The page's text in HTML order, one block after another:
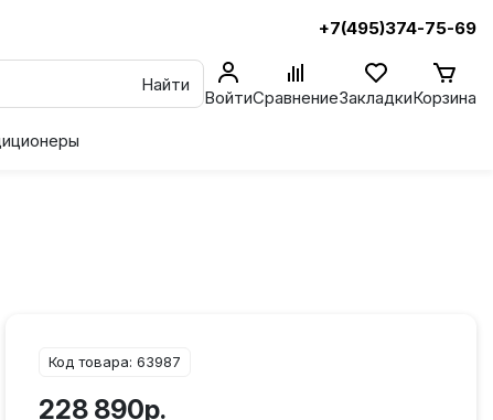
+7(495)374-75-69
Найти
ВойтиСравнениеЗакладкиКорзина
Код товара: 63987
228 890р.